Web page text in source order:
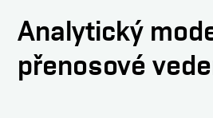
Analytický
přenosové